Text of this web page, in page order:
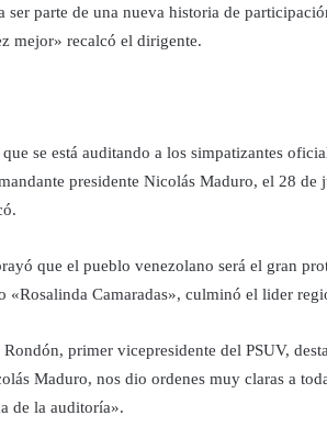
ser parte de una nueva historia de
mejor» recalcó el dirigente.
se está auditando a los simpatizantes
presidente Nicolás Maduro, el 28
que el pueblo venezolano será el gran
«Rosalinda Camaradas», culminó el lider
primer vicepresidente del PSUV,
Maduro, nos dio ordenes muy claras a
de la auditoría».